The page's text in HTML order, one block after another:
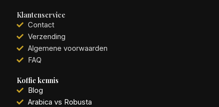
Klantenservice
Contact
Verzending
Algemene voorwaarden
FAQ
Koffie kennis
Blog
Arabica vs Robusta